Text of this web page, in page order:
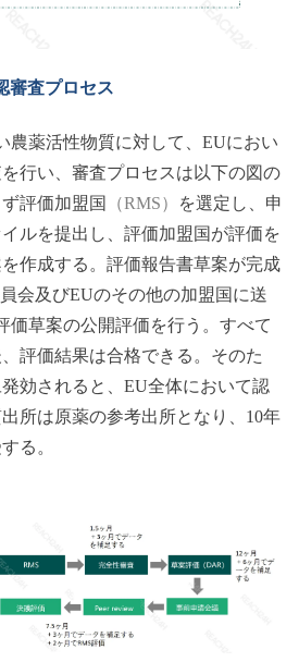
審査プロセス
農薬活性物質に対して、EUにおい
行い、審査プロセスは以下の図の
評価加盟国
（RMS）
を選定し、申
ルを提出し、評価加盟国が評価を
作成する。評価報告書草案が完成
会及びEUのその他の加盟国に送
価草案の公開評価を行う。すべて
評価結果は合格できる。そのた
効されると、EU全体において認
所は原薬の参考出所となり、10年
る。